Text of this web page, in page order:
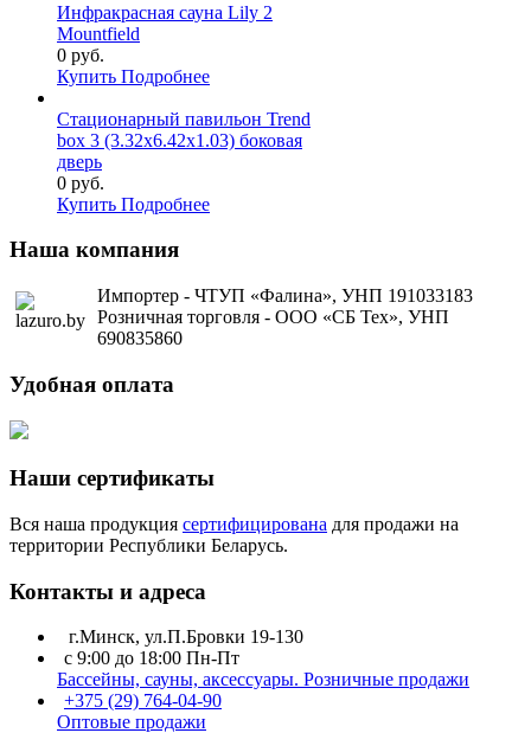
Инфракрасная сауна Lily 2
Mountfield
0 руб.
Купить Подробнее
Стационарный павильон Trend
box 3 (3.32х6.42х1.03) боковая
дверь
0 руб.
Купить Подробнее
Наша компания
Импортер - ЧТУП «Фалина», УНП 191033183
Розничная торговля - ООО «СБ Тех», УНП
690835860
Удобная оплата
Наши сертификаты
Вся наша продукция сертифицирована для продажи на
территории Республики Беларусь.
Контакты и адреса
г.Минск, ул.П.Бровки 19-130
с 9:00 до 18:00 Пн-Пт
Бассейны, сауны, аксессуары. Розничные продажи
+375 (29) 764-04-90
Оптовые продажи